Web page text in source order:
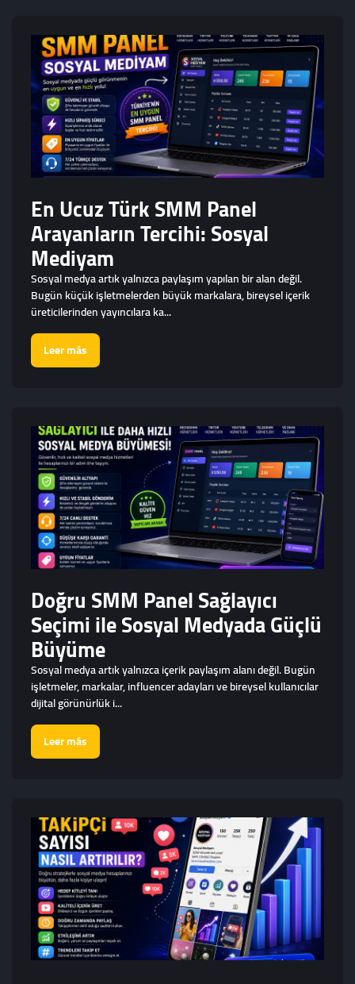
En Ucuz Türk SMM Panel
Arayanların Tercihi: Sosyal
Mediyam
Sosyal medya artık yalnızca paylaşım yapılan bir alan değil.
Bugün küçük işletmelerden büyük markalara, bireysel içerik
üreticilerinden yayıncılara ka...
Leer más
Doğru SMM Panel Sağlayıcı
Seçimi ile Sosyal Medyada Güçlü
Büyüme
Sosyal medya artık yalnızca içerik paylaşım alanı değil. Bugün
işletmeler, markalar, influencer adayları ve bireysel kullanıcılar
dijital görünürlük i...
Leer más